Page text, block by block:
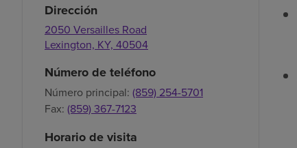
Dirección
2050 Versailles Road
Lexington, KY, 40504
Número de teléfono
Número principal: (859) 254-5701
Fax: (859) 367-7123
Horario de visita